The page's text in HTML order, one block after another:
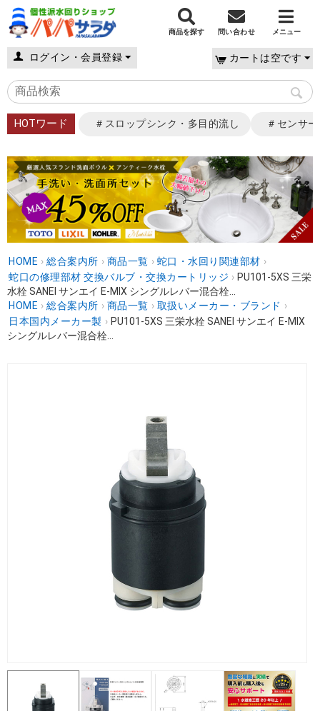
商品を探す 問い合わせ メニュー
ログイン・会員登録 カートは空です
HOTワード ＃スロップシンク・多目的流し ＃センサ
HOME › 総合案内所 › 商品一覧 › 蛇口・水回り関連部材 ›
蛇口の修理部材 交換バルブ・交換カートリッジ › PU101-5XS 三栄
水栓 SANEI サンエイ E-MIX シングルレバー混合栓...
HOME › 総合案内所 › 商品一覧 › 取扱いメーカー・ブランド ›
日本国内メーカー製 › PU101-5XS 三栄水栓 SANEI サンエイ E-MIX
シングルレバー混合栓...